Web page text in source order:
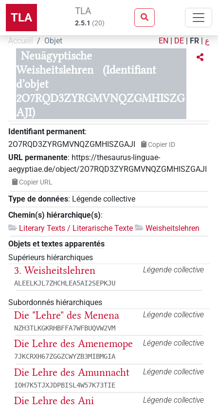
TLA TLA
2.5.1 (20)
Accueil Objet EN | DE | FR | ع
Neuägyptische
Weisheitslehren
(Identifiant
d’objet
2O7RQD3ZYRGMVNQZGMHISZG
AJI)
Identifiant permanent:
2O7RQD3ZYRGMVNQZGMHISZGAJI
Copier ID
URL permanente: https://thesaurus-linguae-
aegyptiae.de/object/2O7RQD3ZYRGMVNQZGMHISZGAJI
Copier URL
Type de données: Légende collective
Chemin(s) hiérarchique(s):
Literary Texts / Literarische Texte
Weisheitslehren
Objets et textes apparentés
Supérieurs hiérarchiques
Légende collective
3. Weisheitslehren
ALEELKJL7ZHCHLEA5AI2SEPKJU
Subordonnés hiérarchiques
Légende collective
Die "Lehre" des Menena
NZH3TLKGKRHBFFA7WFBUQVW2VM
Légende collective
Die Lehre des Amenemope
7JKCRXH67ZGGZCWYZB3MIBMGIA
Légende collective
Die Lehre des Amunnacht
IOH7K5TJXJDPBISL4W57K73TIE
Légende collective
Die Lehre des Ani